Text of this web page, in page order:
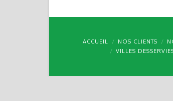
ACCUEIL NOS CLIENTS
VILLES